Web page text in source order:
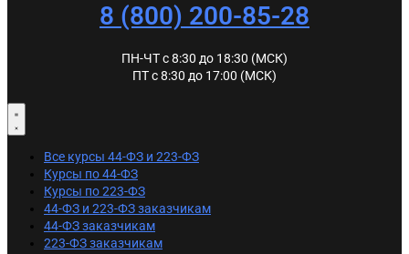
8 (800) 200-85-28
ПН-ЧТ с 8:30 до 18:30 (МСК)
ПТ с 8:30 до 17:00 (МСК)
Все курсы 44-ФЗ и 223-ФЗ
Курсы по 44-ФЗ
Курсы по 223-ФЗ
44-ФЗ и 223-ФЗ заказчикам
44-ФЗ заказчикам
223-ФЗ заказчикам